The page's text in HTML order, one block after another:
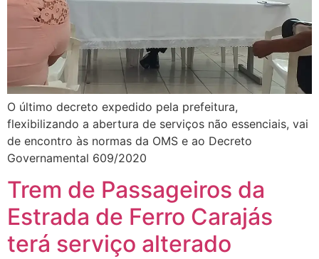
O último decreto expedido pela prefeitura,
flexibilizando a abertura de serviços não essenciais, vai
de encontro às normas da OMS e ao Decreto
Governamental 609/2020
Trem de Passageiros da
Estrada de Ferro Carajás
terá serviço alterado